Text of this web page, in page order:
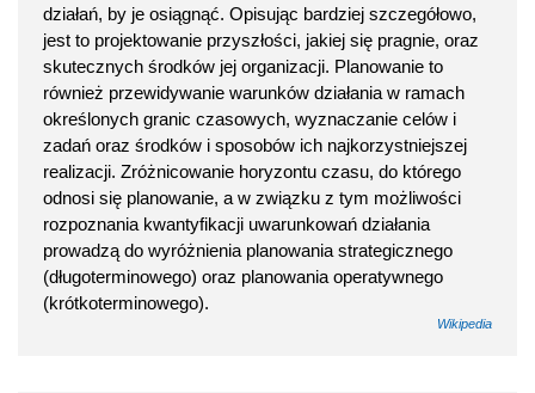
działań, by je osiągnąć. Opisując bardziej szczegółowo,
jest to projektowanie przyszłości, jakiej się pragnie, oraz
skutecznych środków jej organizacji. Planowanie to
również przewidywanie warunków działania w ramach
określonych granic czasowych, wyznaczanie celów i
zadań oraz środków i sposobów ich najkorzystniejszej
realizacji. Zróżnicowanie horyzontu czasu, do którego
odnosi się planowanie, a w związku z tym możliwości
rozpoznania kwantyfikacji uwarunkowań działania
prowadzą do wyróżnienia planowania strategicznego
(długoterminowego) oraz planowania operatywnego
(krótkoterminowego).
Wikipedia